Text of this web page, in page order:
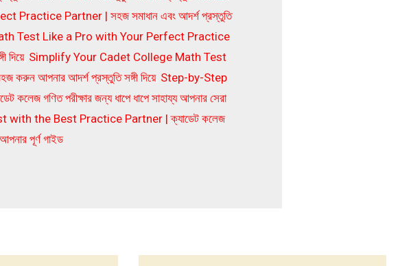
Partner | সহজ সমাধান এবং আদর্শ প্রস্তুতি
Test Like a Pro with Your Perfect Practice
দিয়ে, Simplify Your Cadet College Math Test
আপনার আদর্শ প্রস্তুতি সঙ্গী দিয়ে, Step-by-Step
পরীক্ষার জন্য ধাপে ধাপে সাহায্য আপনার সেরা
the Best Practice Partner | ক্যাডেট কলেজ
পূর্ণ গাইড